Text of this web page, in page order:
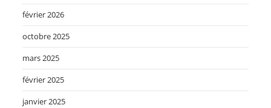
février 2026
octobre 2025
mars 2025
février 2025
janvier 2025